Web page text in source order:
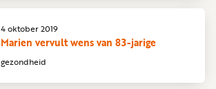
gezondheid
Marien vervult wens van 83-jarige
4 oktober 2019